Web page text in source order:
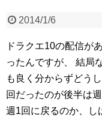
2014/1/6
ドラクエ10の配信が
ったんですが、
結局
も良く分からずどうし
回だったのが後半は
週1回に戻るのか、し